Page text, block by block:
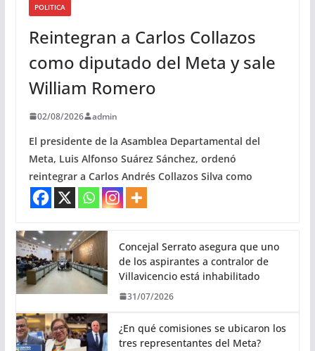
POLITICA
Reintegran a Carlos Collazos
como diputado del Meta y sale
William Romero
02/08/2026 admin
El presidente de la Asamblea Departamental del
Meta, Luis Alfonso Suárez Sánchez, ordenó
reintegrar a Carlos Andrés Collazos Silva como
Concejal Serrato asegura que uno
de los aspirantes a contralor de
Villavicencio está inhabilitado
31/07/2026
¿En qué comisiones se ubicaron los
tres representantes del Meta?